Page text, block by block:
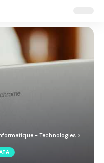
Resizer
- Technologies > Blog